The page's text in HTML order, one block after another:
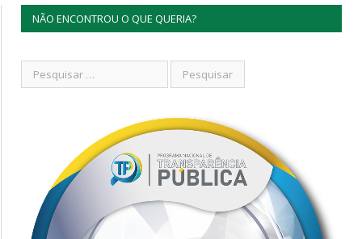
NÃO ENCONTROU O QUE QUERIA?